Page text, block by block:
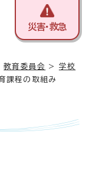
災害・救急
教育委員会 > 学校
課程の取組み